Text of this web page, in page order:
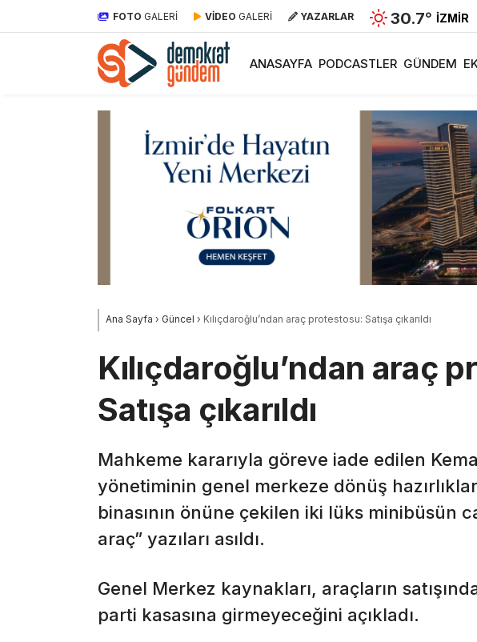
FOTO GALERİ VİDEO GALERİ YAZARLAR 30.7° İZMIR
ANASAYFA PODCASTLER GÜNDEM
Ana Sayfa › Güncel › Kılıçdaroğlu’ndan araç protestosu: Satışa çıkarıldı
Kılıçdaroğlu’ndan araç
Satışa çıkarıldı
Mahkeme kararıyla göreve iade edilen
yönetiminin genel merkeze dönüş
binasının önüne çekilen iki lüks minibüsün
araç” yazıları asıldı.
Genel Merkez kaynakları, araçların
parti kasasına girmeyeceğini açıkladı.